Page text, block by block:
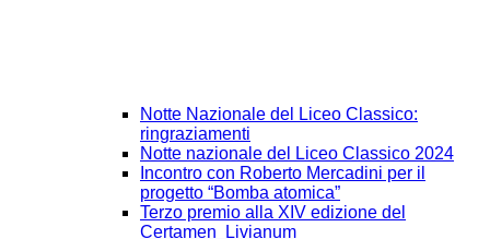
Notte Nazionale del Liceo Classico:
ringraziamenti
Notte nazionale del Liceo Classico 2024
Incontro con Roberto Mercadini per il
progetto “Bomba atomica”
Terzo premio alla XIV edizione del
Certamen Livianum